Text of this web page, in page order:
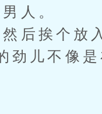
人。
后挨个放
劲儿不像